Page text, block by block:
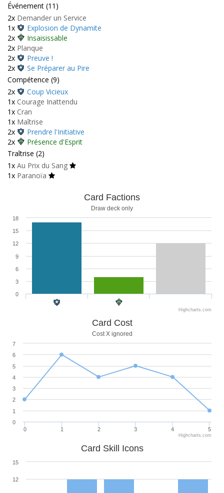
Événement (11)
2x Demander un Service
1x
Explosion de Dynamite
2x
Insaisissable
2x Planque
2x
Preuve !
2x
Se Préparer au Pire
Compétence (9)
2x
Coup Vicieux
1x Courage Inattendu
1x Cran
1x Maîtrise
2x
Prendre l'Initiative
2x
Présence d'Esprit
Traîtrise (2)
1x Au Prix du Sang
1x Paranoïa
Card Factions
Draw deck only
0
3
6
9
12
15
18
Highcharts.com
Card Cost
Cost X ignored
0 1 2 3 4 5
0
1
2
3
4
5
6
7
Highcharts.com
Card Skill Icons
12
15